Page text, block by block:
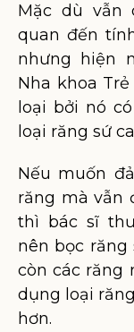
Mặc dù vẫn
quan đến
nhưng hiện
Nha khoa
loại bởi nó
loại răng sứ
Nếu muốn
răng mà vẫn
thì bác sĩ
nên bọc răng
còn các răng
dụng loại
hơn.